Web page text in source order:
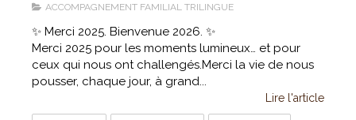
ACCOMPAGNEMENT FAMILIAL TRILINGUE
✨ Merci 2025. Bienvenue 2026. ✨
Merci 2025 pour les moments lumineux… et pour
ceux qui nous ont challengés.Merci la vie de nous
pousser, chaque jour, à grand...
Lire l'article